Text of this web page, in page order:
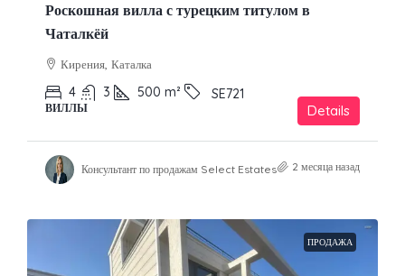
Роскошная вилла с турецким титулом в
Чаталкёй
Кирения, Каталка
4 3 500 m² SE721
ВИЛЛЫ Details
Консультант по продажам Select Estates 2 месяца назад
ПРОДАЖА